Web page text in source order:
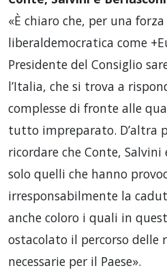
«È chiaro che, per una
liberaldemocratica come
Presidente del Consiglio
l’Italia, che si trova a
complesse di fronte alle
tutto impreparato. D’altra
ricordare che Conte, Salvini
solo quelli che hanno
irresponsabilmente la
anche coloro i quali in
ostacolato il percorso delle
necessarie per il Paese».